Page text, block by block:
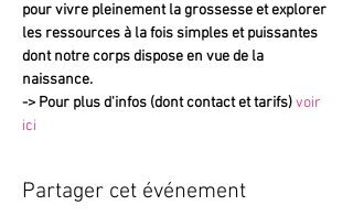
pour vivre pleinement la grossesse et explorer
les ressources à la fois simples et puissantes
dont notre corps dispose en vue de la
naissance.
-> Pour plus d'infos (dont contact et tarifs)voir
ici
Partager cet événement